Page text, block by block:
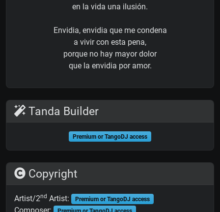
en la vida una ilusión.
Envidia, envidia que me condena
a vivir con esta pena,
porque no hay mayor dolor
que la envidia por amor.
Tanda Builder
Premium or TangoDJ access
Copyright
Artist/2nd Artist: Premium or TangoDJ access
Composer: